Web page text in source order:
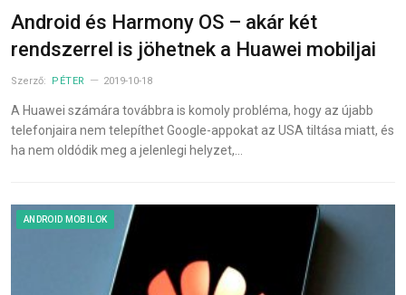
Android és Harmony OS – akár két
rendszerrel is jöhetnek a Huawei mobiljai
Szerző: PÉTER 2019-10-18
A Huawei számára továbbra is komoly probléma, hogy az újabb
telefonjaira nem telepíthet Google-appokat az USA tiltása miatt, és
ha nem oldódik meg a jelenlegi helyzet,…
ANDROID MOBILOK